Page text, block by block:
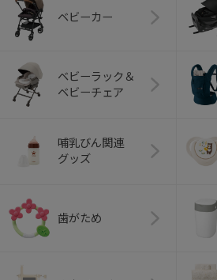
ベビーカー
ベビーラック＆
ベビーチェア
哺乳びん関連
グッズ
歯がため